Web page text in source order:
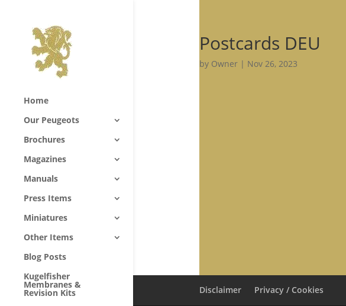
Home
Our Peugeots
Brochures
Magazines
Manuals
Press Items
Miniatures
Other Items
Blog Posts
Kugelfisher
Membranes &
Revision Kits
Postcards DEU
by Owner| Nov 26, 2023
Disclaimer Privacy / Cookies